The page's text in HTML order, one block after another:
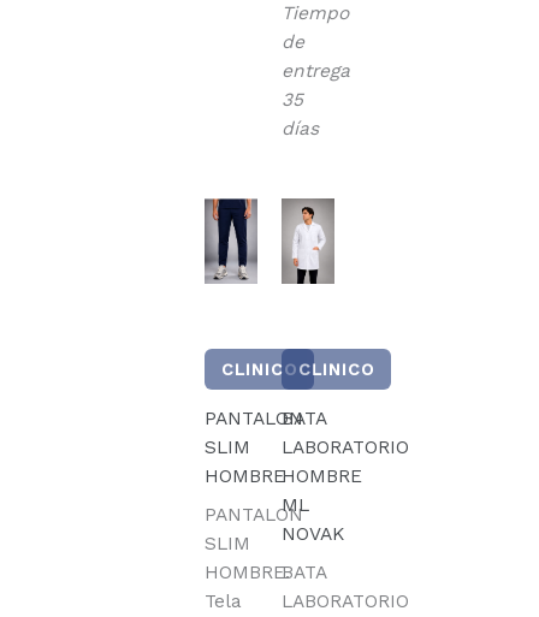
Tiempo
de
entrega
35
días
CLINICO
PANTALON
SLIM
HOMBRE
PANTALON
SLIM
HOMBRE.
Tela
CLINICO
BATA
LABORATORIO
HOMBRE
ML
NOVAK
BATA
LABORATORIO